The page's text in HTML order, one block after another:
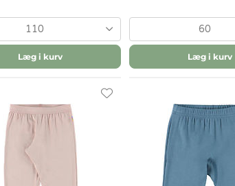
110
Læg i kurv
60
Læg i kurv